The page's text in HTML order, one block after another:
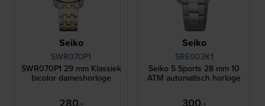
Seiko
SWR070P1
SWR070P1 29 mm Klassiek
bicolor dameshorloge
Seiko
SRE003K1
Seiko 5 Sports 28 mm 10
ATM automatisch horloge